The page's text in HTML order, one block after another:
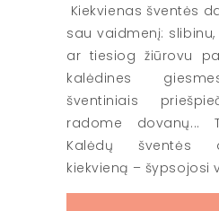
Kiekvienas šventės
sau vaidmenį:
ar tiesiog žiūrovu
kalėdines
šventiniais
radome dovanų...
Kalėdų šventės
kiekvieną – šypsojosi